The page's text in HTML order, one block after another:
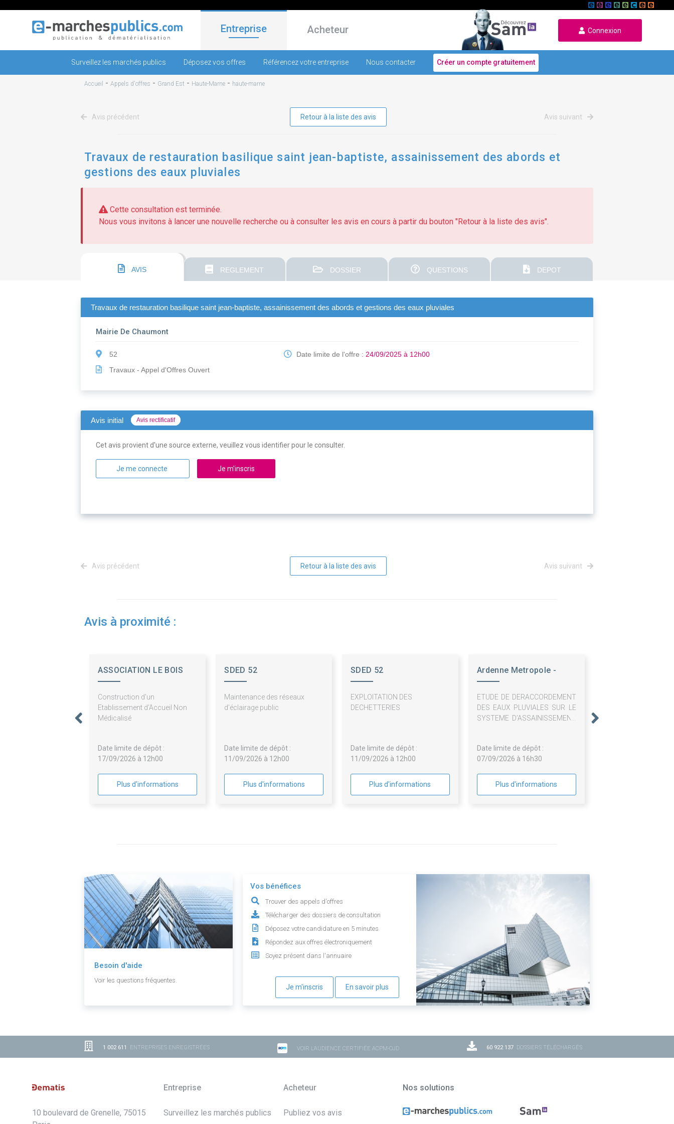
Entreprise Acheteur Connexion
Surveillez les marchés publics Déposez vos offres Référencez votre entreprise Nous contacter Créer un compte gratuitement
Accueil - Appels d'offres - Grand Est - Haute-Marne - haute-marne
Avis précédent Retour à la liste des avis Avis suivant
Travaux de restauration basilique saint jean-baptiste, assainissement des abords et
gestions des eaux pluviales
Cette consultation est terminée.
Nous vous invitons à lancer une nouvelle recherche ou à consulter les avis en cours à partir du bouton "Retour à la liste des avis".
AVIS REGLEMENT DOSSIER QUESTIONS DEPOT
Travaux de restauration basilique saint jean-baptiste, assainissement des abords et gestions des eaux pluviales
Mairie De Chaumont
52
Travaux - Appel d'Offres Ouvert
Date limite de l'offre :24/09/2025 à 12h00
Avis initial Avis rectificatif
Cet avis provient d'une source externe, veuillez vous identifier pour le consulter.
Je me connecte Je m'inscris
Avis précédent Retour à la liste des avis Avis suivant
Avis à proximité :
ASSOCIATION LE BOIS
Construction d'un
Etablissement d'Accueil Non
Médicalisé
Date limite de dépôt :
17/09/2026 à 12h00
Plus d'informations
SDED 52
Maintenance des réseaux
d'éclairage public
Date limite de dépôt :
11/09/2026 à 12h00
Plus d'informations
SDED 52
EXPLOITATION DES
DECHETTERIES
Date limite de dépôt :
11/09/2026 à 12h00
Plus d'informations
Ardenne Metropole -
d'Agglomération
ETUDE DE DERACCORDEMENT
DES EAUX PLUVIALES SUR LE
SYSTEME D’ASSAINISSEMENT
Date limite de dépôt :
07/09/2026 à 16h30
Plus d'informations
Besoin d'aide
Voir les questions fréquentes.
Vos bénéfices
Trouver des appels d'offres
Télécharger des dossiers de consultation
Déposez votre candidature en 5 minutes
Répondez aux offres électroniquement
Soyez présent dans l'annuaire
Je m'inscris En savoir plus
1 002 611 ENTREPRISES ENREGISTRÉES VOIR L'AUDIENCE CERTIFIÉE ACPM-OJD 60 922 137 DOSSIERS TÉLÉCHARGÉS
10 boulevard de Grenelle, 75015
Entreprise
Surveillez les marchés publics
Acheteur
Publiez vos avis
Nos solutions